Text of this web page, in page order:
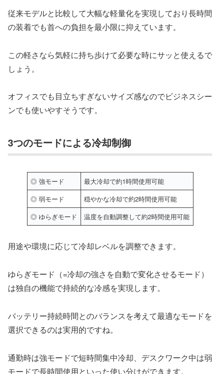
従来モデルと比較して大幅な軽量化を実現しており長時間
の装着でも首への負担を最小限に抑えています。
この軽さなら気軽に持ち歩けて必要な時にサッと使えるで
しょう。
オフィスでも目立ちすぎないサイズ感なのでビジネスシー
ンでも使いやすそうです。
3つのモードによる冷却制御
◎ 強モード
最大冷却で約1時間使用可能
◎ 弱モード
穏やかな冷却で約2時間使用可能
◎ ゆらぎモード
温度を自動調整して約2時間使用可能
用途や環境に応じて冷却レベルを調整できます。
ゆらぎモード（=冷却の強さを自動で変化させるモード）
は独自の機能で持続的な冷感を実現します。
バッテリー持続時間とのバランスを考えて最適なモードを
選択できるのは実用的ですね。
通勤時は強モードで短時間集中冷却、デスクワーク中は弱
モードで長時間使用といった使い分けができます。